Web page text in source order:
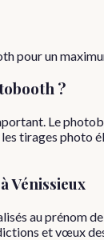
pour un
?
Le
tirages photo
àVénissieux
au prénom
et vœux